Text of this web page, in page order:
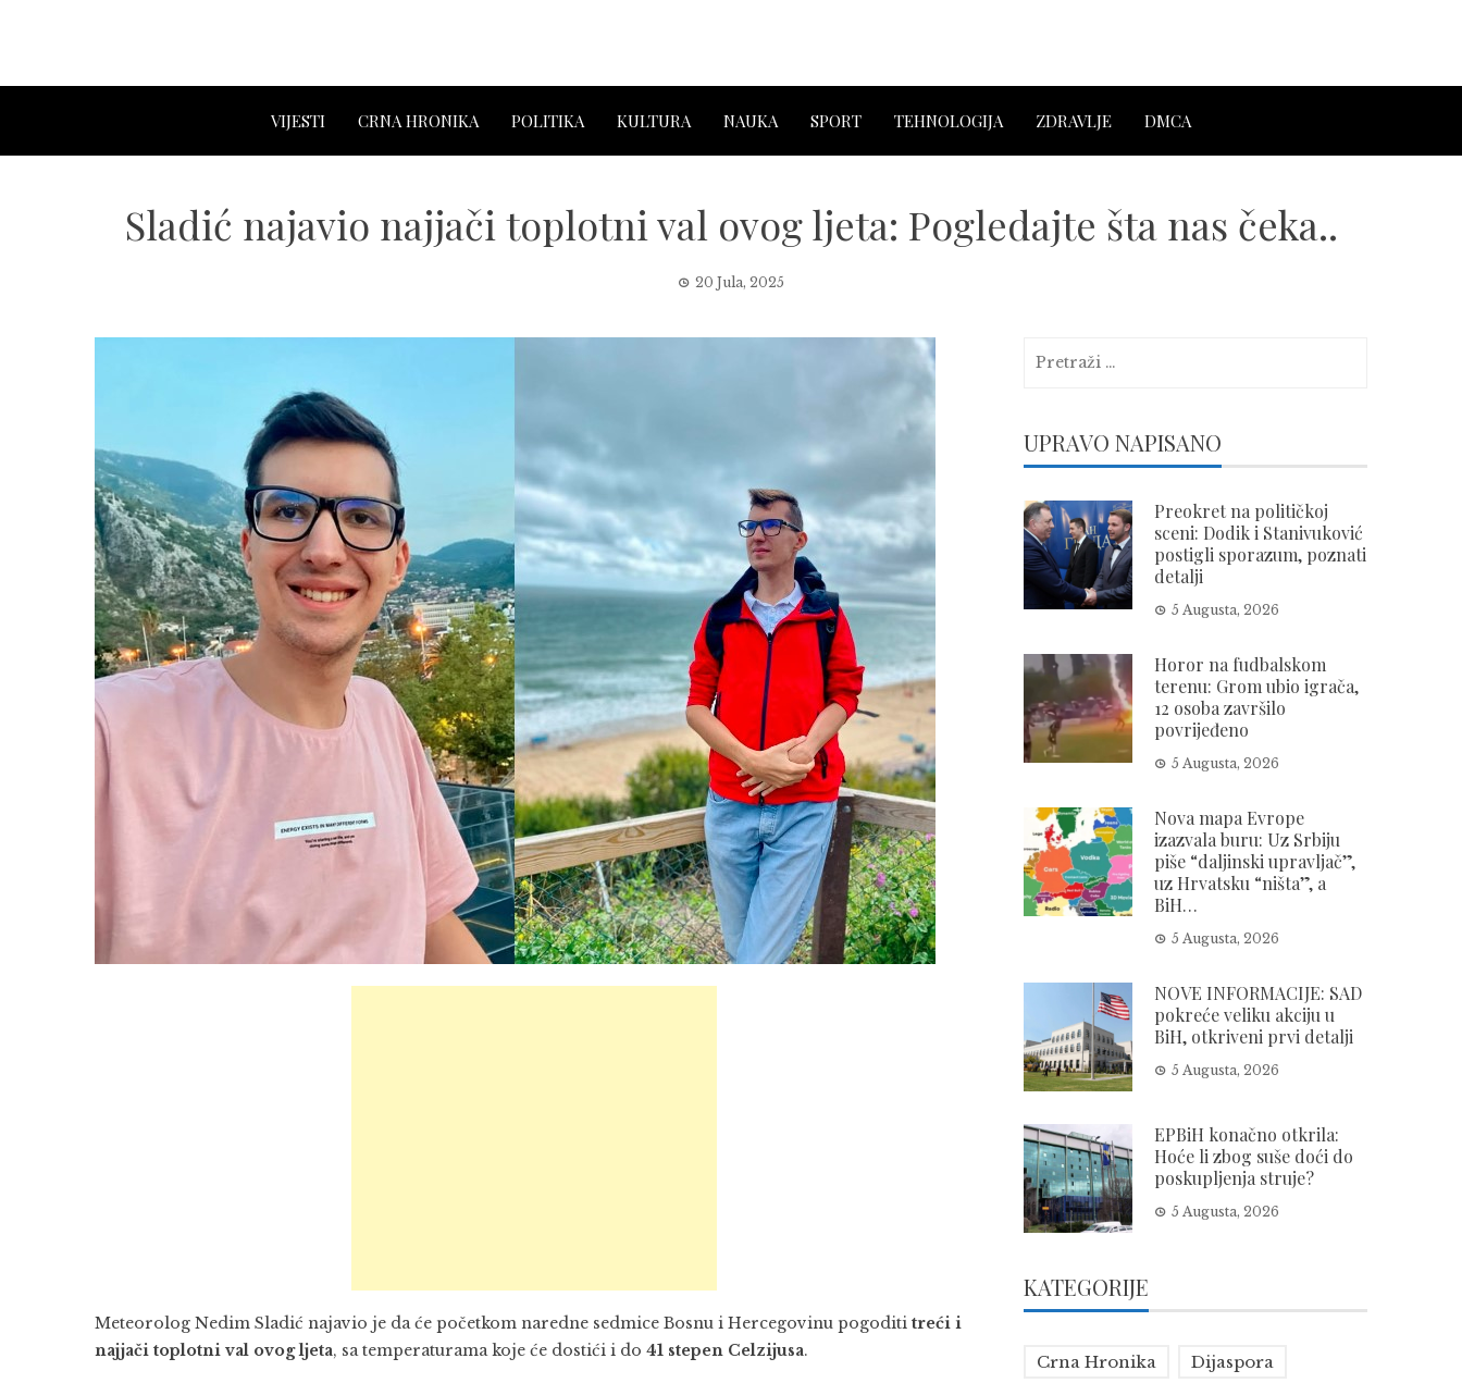
VIJESTI CRNA HRONIKA POLITIKA KULTURA NAUKA SPORT TEHNOLOGIJA ZDRAVLJE DMCA
Sladić najavio najjači toplotni val ovog ljeta: Pogledajte šta nas čeka..
20 Jula, 2025
Meteorolog Nedim Sladić najavio je da će početkom naredne sedmice Bosnu i Hercegovinu pogoditi treći i
najjači toplotni val ovog ljeta, sa temperaturama koje će dostići i do 41 stepen Celzijusa.
UPRAVO NAPISANO
Preokret na političkoj
sceni: Dodik i Stanivuković
postigli sporazum, poznati
detalji
5 Augusta, 2026
Horor na fudbalskom
terenu: Grom ubio igrača,
12 osoba završilo
povrijeđeno
5 Augusta, 2026
Nova mapa Evrope
izazvala buru: Uz Srbiju
piše “daljinski upravljač”,
uz Hrvatsku “ništa”, a
BiH…
5 Augusta, 2026
NOVE INFORMACIJE: SAD
pokreće veliku akciju u
BiH, otkriveni prvi detalji
5 Augusta, 2026
EPBiH konačno otkrila:
Hoće li zbog suše doći do
poskupljenja struje?
5 Augusta, 2026
KATEGORIJE
Crna Hronika Dijaspora